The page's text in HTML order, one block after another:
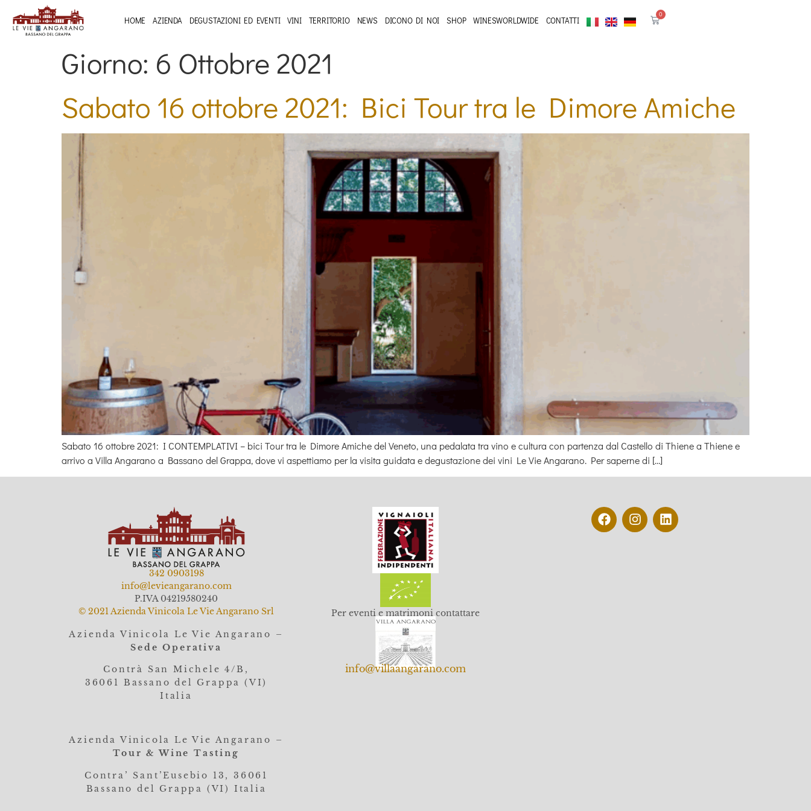
HOME AZIENDA DEGUSTAZIONI ED EVENTI VINI TERRITORIO NEWS DICONO DI NOI SHOP WINESWORLDWIDE CONTATTI
0
Giorno: 6 Ottobre 2021
Sabato 16 ottobre 2021: Bici Tour tra le Dimore Amiche
Sabato 16 ottobre 2021: I CONTEMPLATIVI – bici Tour tra le Dimore Amiche del Veneto, una pedalata tra vino e cultura con partenza dal Castello di Thiene a Thiene e
arrivo a Villa Angarano a Bassano del Grappa, dove vi aspettiamo per la visita guidata e degustazione dei vini Le Vie Angarano. Per saperne di […]
342 0903198
info@levieangarano.com
P.IVA 04219580240
© 2021 Azienda Vinicola Le Vie Angarano Srl
Azienda Vinicola Le Vie Angarano –
Sede Operativa
Contrà San Michele 4/B,
36061 Bassano del Grappa (VI)
Italia
Azienda Vinicola Le Vie Angarano –
Tour & Wine Tasting
Contra’ Sant’Eusebio 13, 36061
Bassano del Grappa (VI) Italia
Per eventi e matrimoni contattare
info@villaangarano.com